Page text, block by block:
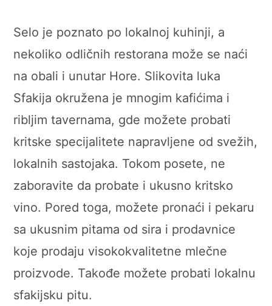
Selo je poznato po lokalnoj kuhinji, a
nekoliko odličnih restorana može se naći
na obali i unutar Hore. Slikovita luka
Sfakija okružena je mnogim kafićima i
ribljim tavernama, gde možete probati
kritske specijalitete napravljene od svežih,
lokalnih sastojaka. Tokom posete, ne
zaboravite da probate i ukusno kritsko
vino. Pored toga, možete pronaći i pekaru
sa ukusnim pitama od sira i prodavnice
koje prodaju visokokvalitetne mlečne
proizvode. Takođe možete probati lokalnu
sfakijsku pitu.